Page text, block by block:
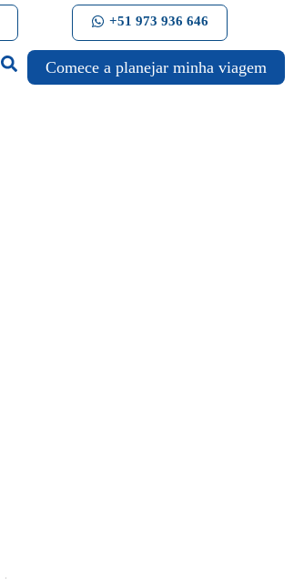
+51 973 936 646
Comece a planejar minha viagem